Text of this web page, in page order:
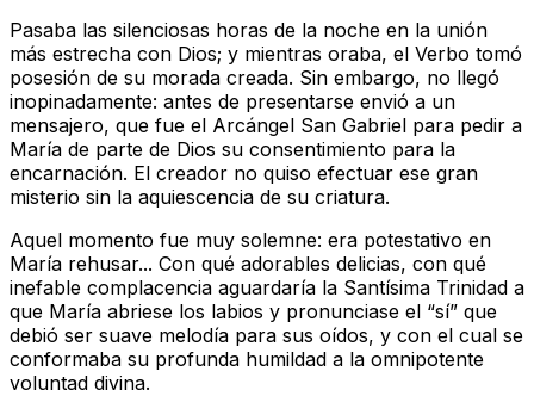
Pasaba las silenciosas horas de la noche en la unión
más estrecha con Dios; y mientras oraba, el Verbo tomó
posesión de su morada creada. Sin embargo, no llegó
inopinadamente: antes de presentarse envió a un
mensajero, que fue el Arcángel San Gabriel para pedir a
María de parte de Dios su consentimiento para la
encarnación. El creador no quiso efectuar ese gran
misterio sin la aquiescencia de su criatura.
Aquel momento fue muy solemne: era potestativo en
María rehusar... Con qué adorables delicias, con qué
inefable complacencia aguardaría la Santísima Trinidad a
que María abriese los labios y pronunciase el “sí” que
debió ser suave melodía para sus oídos, y con el cual se
conformaba su profunda humildad a la omnipotente
voluntad divina.